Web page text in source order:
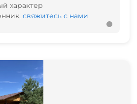
характер
свяжитесь с нами